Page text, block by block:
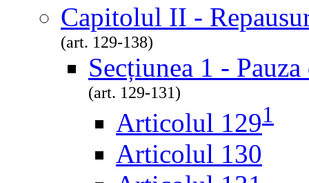
Capitolul II -
(art. 129-138)
Secțiunea 1 -
(art. 129-131)
Articolul 1291
Articolul 130